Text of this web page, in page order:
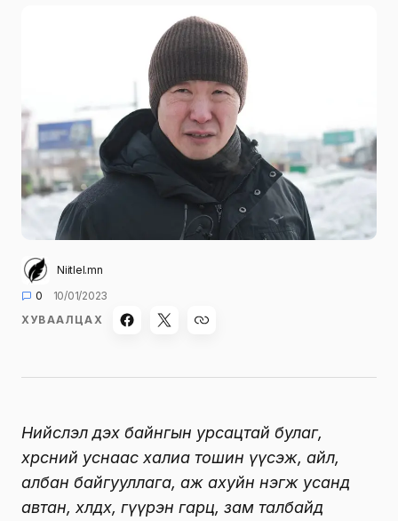
Niitlel.mn
0
10/01/2023
ХУВААЛЦАХ
Нийслэл дэх байнгын урсацтай булаг,
хөрсний уснаас халиа тошин үүсэж, айл,
албан байгууллага, аж ахуйн нэгж усанд
автан, хөлдөх, гүүрэн гарц, зам талбайд